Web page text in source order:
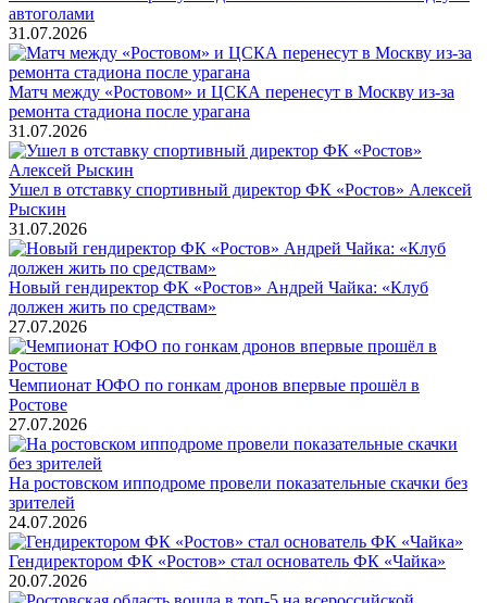
автоголами
31.07.2026
Матч между «Ростовом» и ЦСКА перенесут в Москву из-за
ремонта стадиона после урагана
31.07.2026
Ушел в отставку спортивный директор ФК «Ростов» Алексей
Рыскин
31.07.2026
Новый гендиректор ФК «Ростов» Андрей Чайка: «Клуб
должен жить по средствам»
27.07.2026
Чемпионат ЮФО по гонкам дронов впервые прошёл в
Ростове
27.07.2026
На ростовском ипподроме провели показательные скачки без
зрителей
24.07.2026
Гендиректором ФК «Ростов» стал основатель ФК «Чайка»
20.07.2026